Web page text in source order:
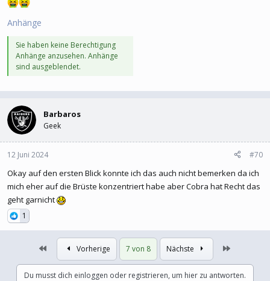
Anhänge
Sie haben keine Berechtigung
Anhänge anzusehen. Anhänge
sind ausgeblendet.
Barbaros
Geek
12 Juni 2024 #70
Okay auf den ersten Blick konnte ich das auch nicht bemerken da ich
mich eher auf die Brüste konzentriert habe aber Cobra hat Recht das
geht garnicht
1
Vorherige 7 von 8 Nächste
Du musst dich einloggen oder registrieren, um hier zu antworten.